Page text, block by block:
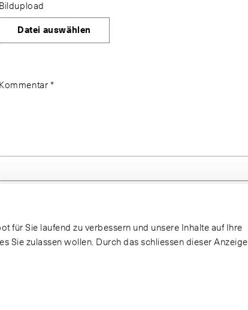
für Sie laufend zu verbessern und unsere Inhalte auf Ihre
Sie zulassen wollen. Durch das schliessen dieser Anzeige
Bildupload
Datei auswählen
Kommentar *
Detaillierter Fehlerbeschrieb *
Beschrieb des zu bestellenden Ersatzteils *
Begründung der Rücksendung *
Begründung der Rücksendung *